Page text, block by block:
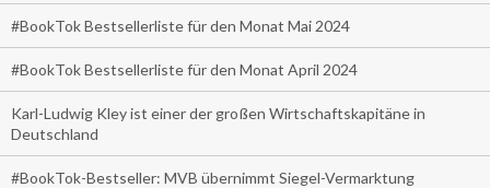
#BookTok Bestsellerliste für den Monat Mai 2024
#BookTok Bestsellerliste für den Monat April 2024
Karl-Ludwig Kley ist einer der großen Wirtschaftskapitäne in
Deutschland
#BookTok-Bestseller: MVB übernimmt Siegel-Vermarktung